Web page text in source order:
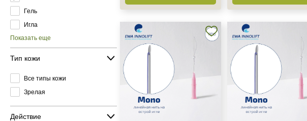
Гель
Игла
Показать еще
Тип кожи
Все типы кожи
Зрелая
Действие